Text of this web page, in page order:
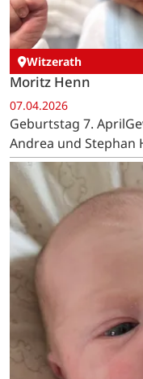
Witzerath
Moritz Henn
07.04.2026
Geburtstag 7.
Andrea und